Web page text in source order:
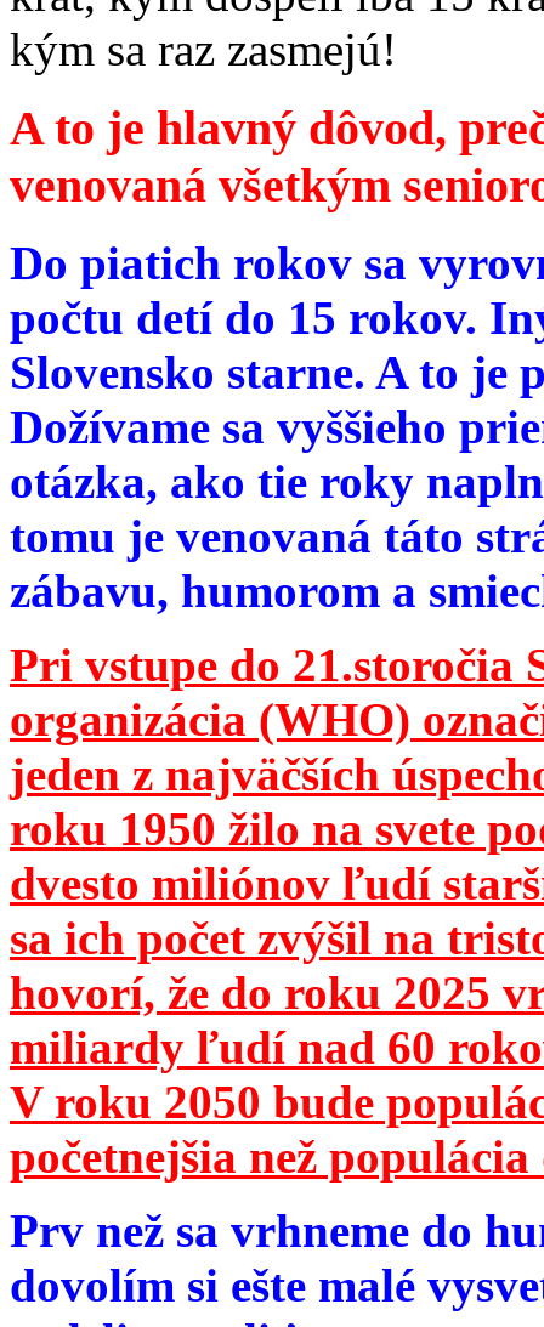
kým sa raz zasmejú!
A to je hlavný dôvod,
venovaná všetkým
Do piatich rokov sa
počtu detí do 15 rokov.
Slovensko starne. A to je
Dožívame sa vyššieho
otázka, ako tie roky
tomu je venovaná táto
zábavu, humorom a
Pri vstupe do 21.storočia
organizácia (WHO)
jeden z najväčších
roku 1950 žilo na svete
dvesto miliónov ľudí
sa ich počet zvýšil na
hovorí, že do roku 2025
miliardy ľudí nad 60
V roku 2050 bude
početnejšia než
Prv než sa vrhneme do
dovolím si ešte malé